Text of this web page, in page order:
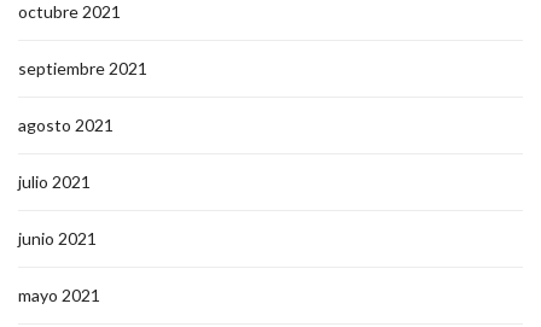
octubre 2021
septiembre 2021
agosto 2021
julio 2021
junio 2021
mayo 2021